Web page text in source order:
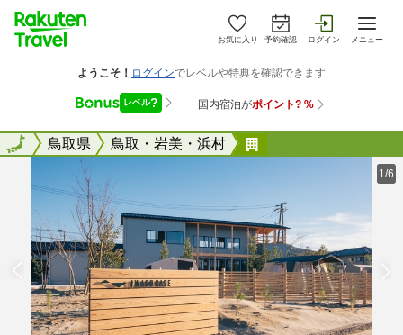
お気に入り 予約確認 ログイン メニュー
全国鳥取県 鳥取・岩美・浜村
全国
1/6